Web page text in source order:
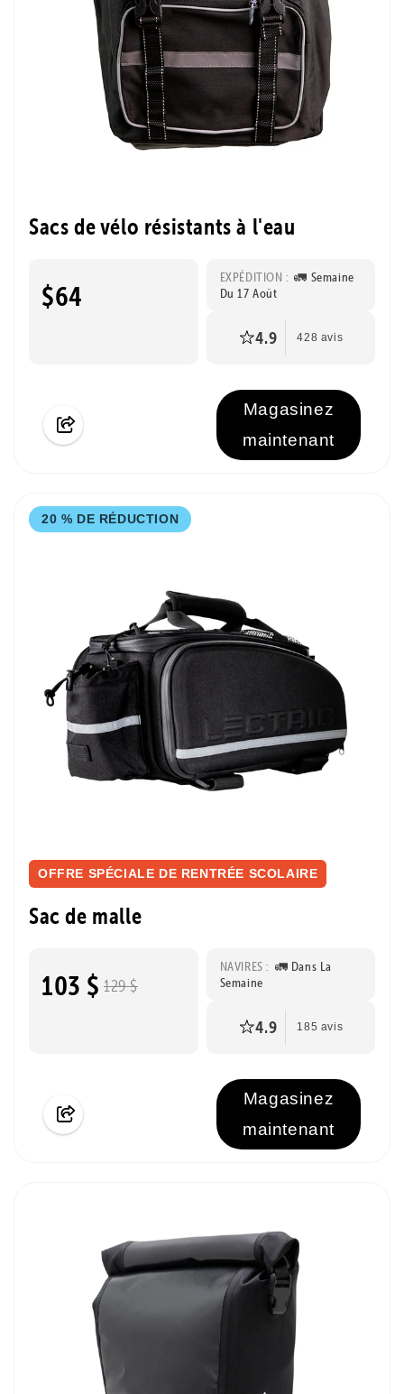
Sacs de vélo résistants à l'eau
$64
EXPÉDITION : 🚛 Semaine
Du 17 Août
4.9 428 avis
Magasinez
maintenant
20 % DE RÉDUCTION
OFFRE SPÉCIALE DE RENTRÉE SCOLAIRE
Sac de malle
103 $ 129 $
NAVIRES : 🚛 Dans La
Semaine
4.9 185 avis
Magasinez
maintenant